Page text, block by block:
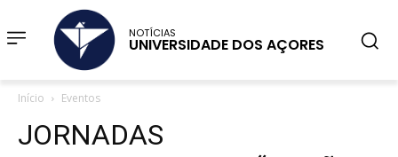
NOTÍCIAS
UNIVERSIDADE DOS AÇORES
Início Eventos
JORNADAS